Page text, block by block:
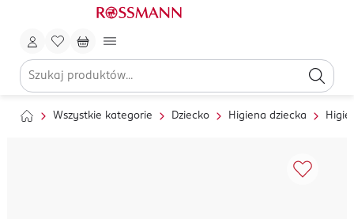
Wszystkie kategorie Dziecko Higiena dziecka